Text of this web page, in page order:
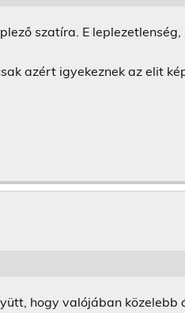
szatíra. E
azért igyekeznek az elit
hogy valójában közelebb